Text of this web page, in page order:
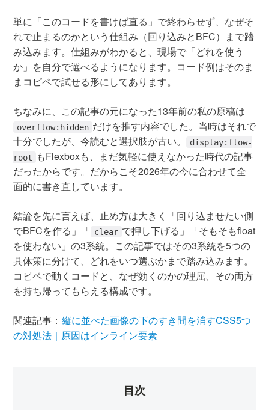
単に「このコードを書けば直る」で終わらせず、なぜそ
れで止まるのかという仕組み（回り込みとBFC）まで踏
み込みます。仕組みがわかると、現場で「どれを使う
か」を自分で選べるようになります。コード例はそのま
まコピペで試せる形にしてあります。
ちなみに、この記事の元になった13年前の私の原稿は
overflow:hidden だけを推す内容でした。当時はそれで
十分でしたが、今読むと選択肢が古い。
display:flow-
root
もFlexboxも、まだ気軽に使えなかった時代の記事
だったからです。だからこそ2026年の今に合わせて全
面的に書き直しています。
結論を先に言えば、止め方は大きく「回り込ませたい側
でBFCを作る」「 clear で押し下げる」「そもそもfloat
を使わない」の3系統。この記事ではその3系統を5つの
具体策に分けて、どれをいつ選ぶかまで踏み込みます。
コピペで動くコードと、なぜ効くのかの理屈、その両方
を持ち帰ってもらえる構成です。
関連記事： 縦に並べた画像の下のすき間を消すCSS5つ
の対処法｜原因はインライン要素
目次